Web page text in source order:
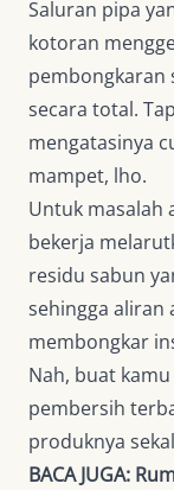
Saluran pipa
kotoran
pembongkaran
secara total.
mengatasinya
mampet, lho.
Untuk masalah
bekerja
residu sabun
sehingga aliran
membongkar
Nah, buat
pembersih
produknya
BACA JUGA: